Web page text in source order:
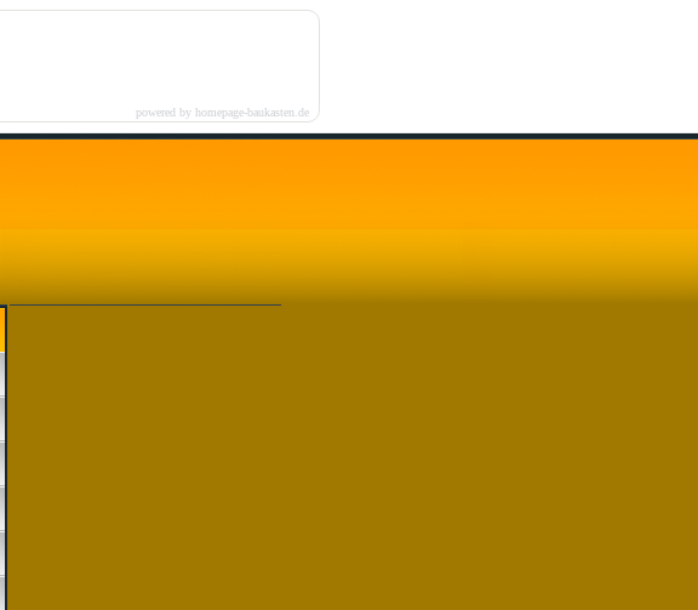
powered by homepage-baukasten.de